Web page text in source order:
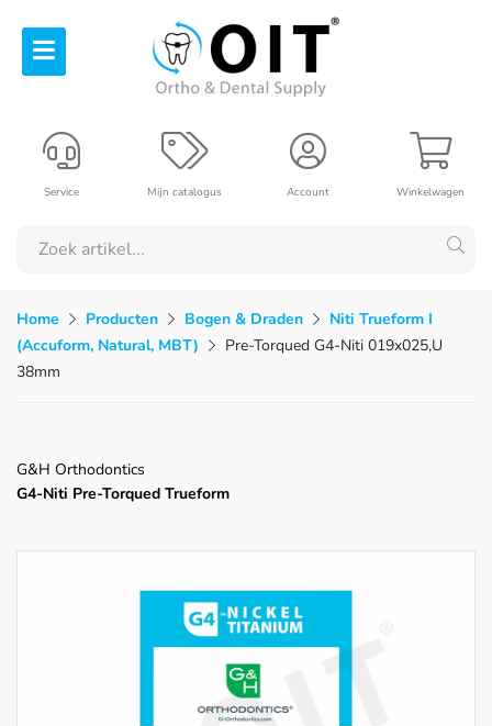
Winkelwagen
Account
Mijn catalogus
Service
Home Producten Bogen & Draden
Niti Trueform I
(Accuform, Natural, MBT)
Pre-Torqued G4-Niti 019x025,U
38mm
G&H Orthodontics
G4-Niti Pre-Torqued Trueform